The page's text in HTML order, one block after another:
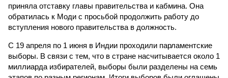
приняла отставку главы правительства и кабмина. Она
обратилась к Моди с просьбой продолжить работу до
вступления нового правительства в должность.
С 19 апреля по 1 июня в Индии проходили парламентские
выборы. В связи с тем, что в стране насчитывается около 1
миллиарда избирателей, выборы были разделены на семь